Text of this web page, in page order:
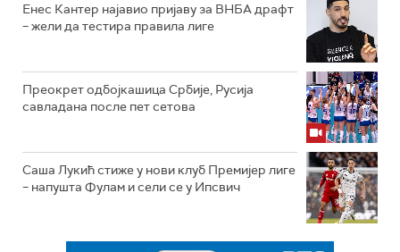
Енес Кантер најавио пријаву за ВНБА драфт
– жели да тестира правила лиге
Преокрет одбојкашица Србије, Русија
савладана после пет сетова
Саша Лукић стиже у нови клуб Премијер лиге
– напушта Фулам и сели се у Ипсвич